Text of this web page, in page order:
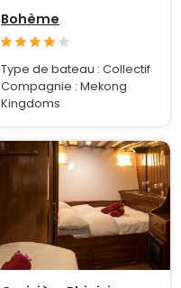
Bohème
Type de bateau : Collectif
Compagnie : Mekong
Kingdoms